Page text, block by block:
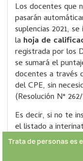
Los docentes que
pasarán
suplencias 2021,
la hoja de
registrada por los
se sumará el
docentes a través
del CPE, sin
(Resolución N°
Es decir, si no te
el listado a
mismos CARGOS,
listados 2020.
Trata de personas es